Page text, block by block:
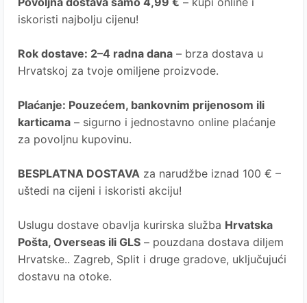
iskoristi najbolju cijenu!
Rok dostave: 2–4 radna dana – brza dostava u
Hrvatskoj za tvoje omiljene proizvode.
Plaćanje: Pouzećem, bankovnim prijenosom ili
karticama – sigurno i jednostavno online plaćanje
za povoljnu kupovinu.
BESPLATNA DOSTAVA za narudžbe iznad 100 € –
uštedi na cijeni i iskoristi akciju!
Uslugu dostave obavlja kurirska služba Hrvatska
Pošta, Overseas ili GLS – pouzdana dostava diljem
Hrvatske.. Zagreb, Split i druge gradove, uključujući
dostavu na otoke.